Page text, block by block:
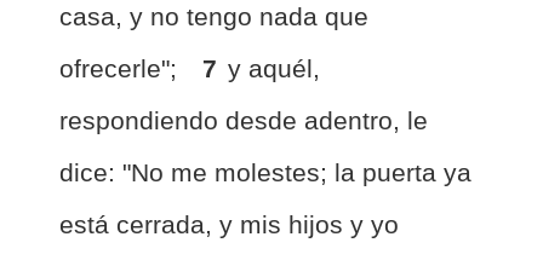
casa, y no tengo nada que
ofrecerle";
7 y aquél,
respondiendo desde adentro, le
dice: "No me molestes; la puerta ya
está cerrada, y mis hijos y yo